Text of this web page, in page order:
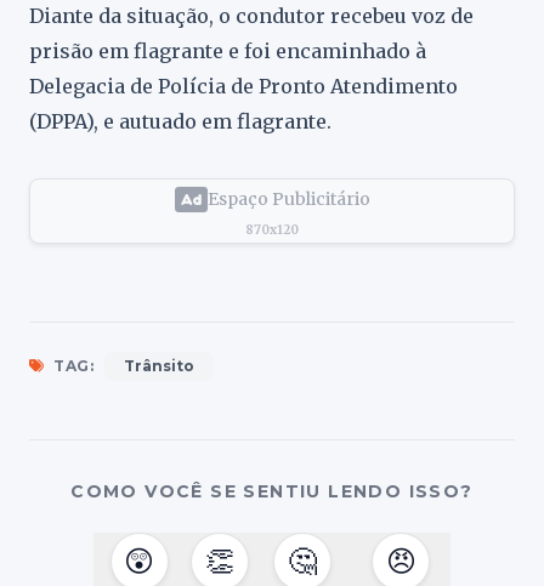
Diante da situação, o condutor recebeu voz de
prisão em flagrante e foi encaminhado à
Delegacia de Polícia de Pronto Atendimento
(DPPA), e autuado em flagrante.
Espaço Publicitário
870x120
TAG: Trânsito
COMO VOCÊ SE SENTIU LENDO ISSO?
😲 👏 🤔 😠